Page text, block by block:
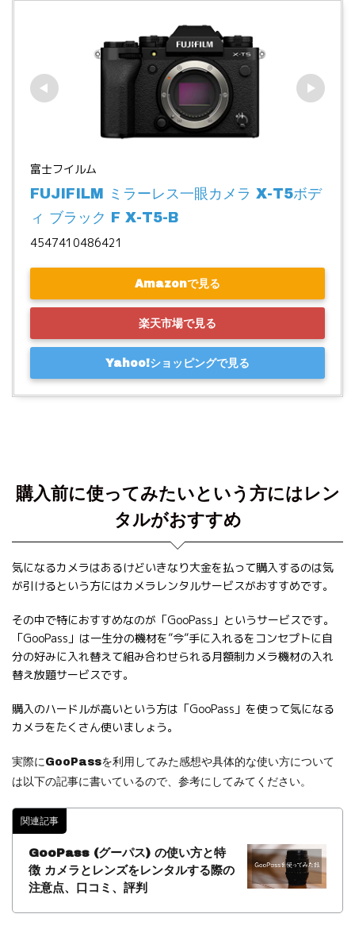
富士フイルム
FUJIFILM ミラーレス一眼カメラ X-T5ボデ
ィ ブラック F X-T5-B
4547410486421
Amazonで見る
楽天市場で見る
Yahoo!ショッピングで見る
購入前に使ってみたいという方にはレン
タルがおすすめ
気になるカメラはあるけどいきなり大金を払って購入するのは気
が引けるという方にはカメラレンタルサービスがおすすめです。
その中で特におすすめなのが「GooPass」というサービスです。
「GooPass」は一生分の機材を”今”手に入れるをコンセプトに自
分の好みに入れ替えて組み合わせられる月額制カメラ機材の入れ
替え放題サービスです。
購入のハードルが高いという方は「GooPass」を使って気になる
カメラをたくさん使いましょう。
実際にGooPassを利用してみた感想や具体的な使い方について
は以下の記事に書いているので、参考にしてみてください。
関連記事
GooPass (グーパス) の使い方と特
徴 カメラとレンズをレンタルする際の
注意点、口コミ、評判